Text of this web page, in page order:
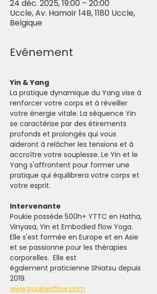
24 déc. 2025, 19:00 – 20:00
Uccle, Av. Hamoir 14B, 1180 Uccle,
Belgique
Evénement
Yin & Yang
La pratique dynamique du Yang vise à
renforcer votre corps et à réveiller
votre énergie vitale. La séquence Yin
se caractérise par des étirements
profonds et prolongés qui vous
aideront à relâcher les tensions et à
accroître votre souplesse. Le Yin et le
Yang s'affrontent pour former une
pratique qui équilibrera votre corps et
votre esprit.
Intervenante
Poukie possède 500h+ YTTC en Hatha,
Vinyasa, Yin et Embodied flow Yoga.
Elle s'est formée en Europe et en Asie
et se passionne pour les thérapies
corporelles.  Elle est
également praticienne Shiatsu depuis
2019.
www.poukiesflow.com